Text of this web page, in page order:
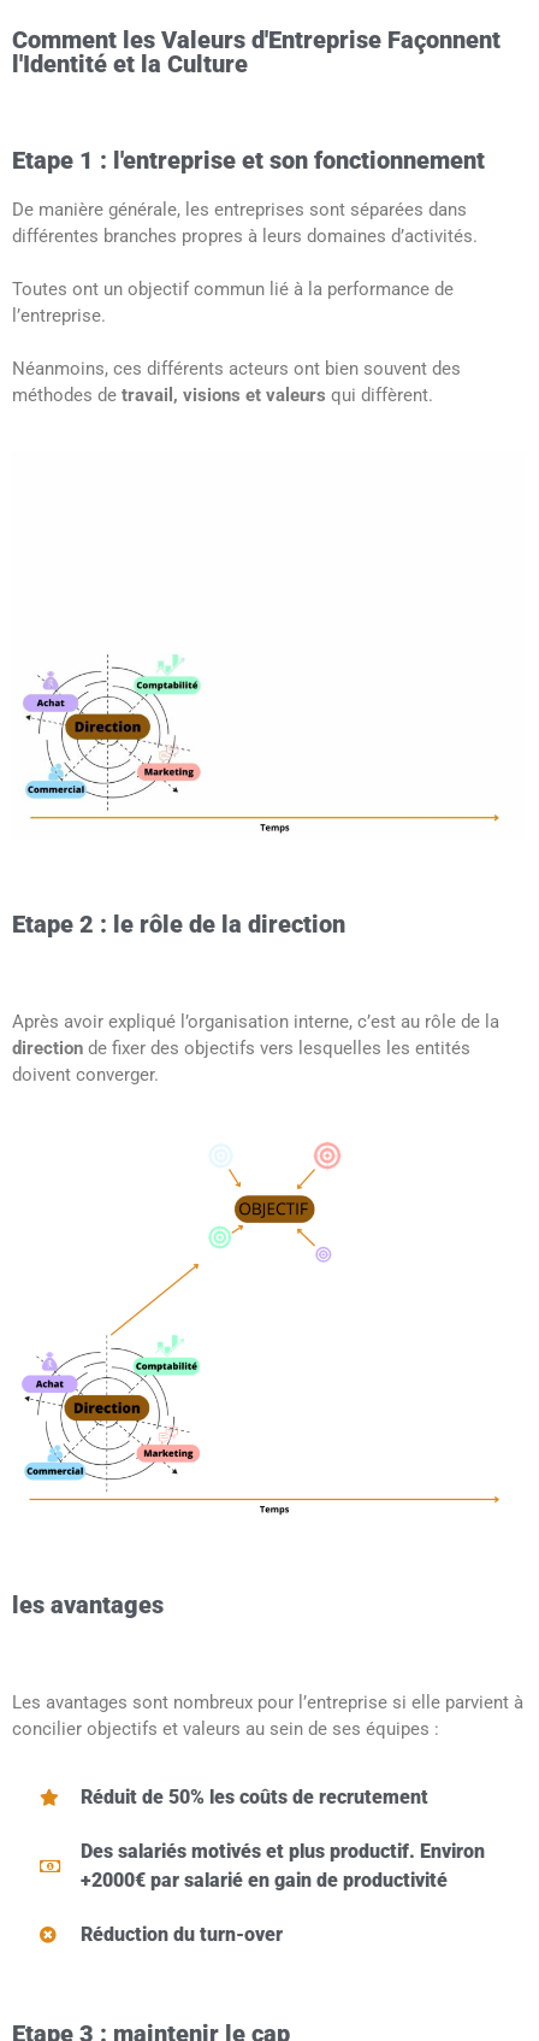
Comment les Valeurs d'Entreprise Façonnent
l'Identité et la Culture
Etape 1 : l'entreprise et son fonctionnement
De manière générale, les entreprises sont séparées dans
différentes branches propres à leurs domaines d’activités.
Toutes ont un objectif commun lié à la performance de
l’entreprise.
Néanmoins, ces différents acteurs ont bien souvent des
méthodes de travail, visions et valeurs qui diffèrent.
Etape 2 : le rôle de la direction
Après avoir expliqué l’organisation interne, c’est au rôle de la
direction de fixer des objectifs vers lesquelles les entités
doivent converger.
les avantages
Les avantages sont nombreux pour l’entreprise si elle parvient à
concilier objectifs et valeurs au sein de ses équipes :
Réduit de 50% les coûts de recrutement
Des salariés motivés et plus productif. Environ
+2000€ par salarié en gain de productivité
Réduction du turn-over
Etape 3 : maintenir le cap